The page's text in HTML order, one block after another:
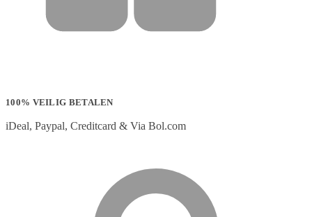
100% VEILIG BETALEN
iDeal, Paypal, Creditcard & Via Bol.com